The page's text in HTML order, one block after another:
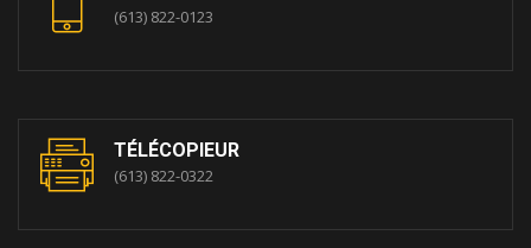
(613) 822-0123
TÉLÉCOPIEUR
(613) 822-0322